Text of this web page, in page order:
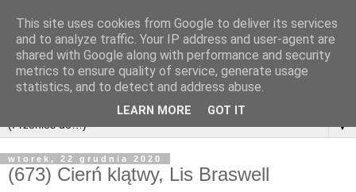
▼
wtorek, 22 grudnia 2020
(673) Cierń klątwy, Lis Braswell
This site uses cookies from Google to deliver its services
and to analyze traffic. Your IP address and user-agent are
shared with Google along with performance and security
metrics to ensure quality of service, generate usage
statistics, and to detect and address abuse.
LEARN MORE GOT IT